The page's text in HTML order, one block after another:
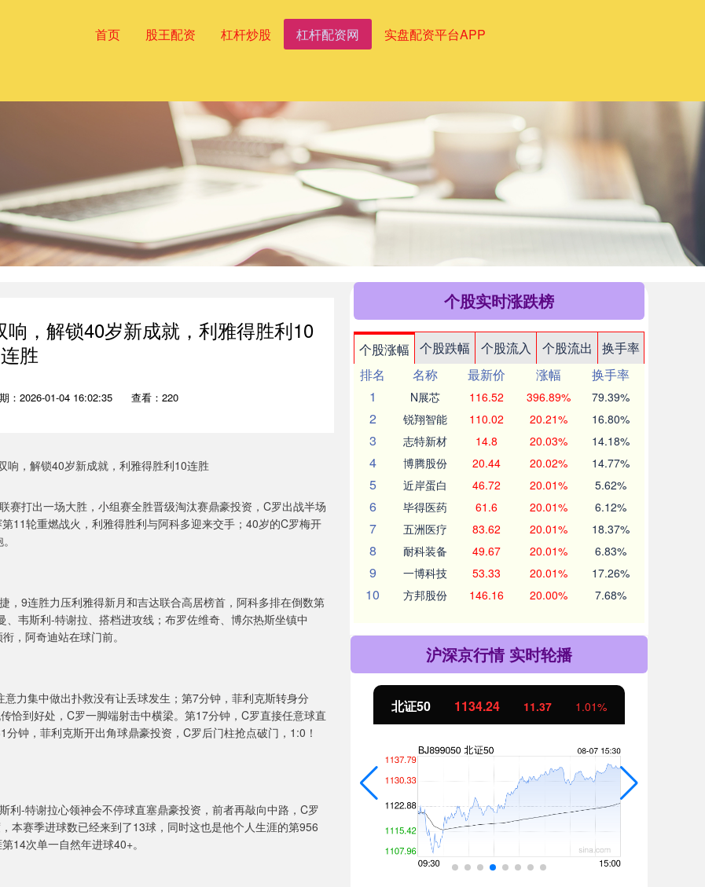
首页 股王配资 杠杆炒股 杠杆配资网 实盘配资平台APP
，解锁40岁新成就，利雅得胜利10
连胜
：2026-01-04 16:02:35 查看：220
赛打出一场大胜，小组赛全胜晋级淘汰赛鼎豪投资，C罗出战半场
11轮重燃战火，利雅得胜利与阿科多迎来交手；40岁的C罗梅开
，9连胜力压利雅得新月和吉达联合高居榜首，阿科多排在倒数第
韦斯利-特谢拉、搭档进攻线；布罗佐维奇、博尔热斯坐镇中
，阿奇迪站在球门前。
力集中做出扑救没有让丢球发生；第7分钟，菲利克斯转身分
恰到好处，C罗一脚端射击中横梁。第17分钟，C罗直接任意球直
钟，菲利克斯开出角球鼎豪投资，C罗后门柱抢点破门，1:0！
利-特谢拉心领神会不停球直塞鼎豪投资，前者再敲向中路，C罗
本赛季进球数已经来到了13球，同时这也是他个人生涯的第956
14次单一自然年进球40+。
个股实时涨跌榜
个股涨幅 个股跌幅 个股流入 个股流出
换手率
排名
名称 最新价 涨幅
换手率
1
N展芯 116.52 396.89% 79.39%
2 锐翔智能 110.02 20.21% 16.80%
3 志特新材 14.8 20.03% 14.18%
4 博腾股份 20.44 20.02% 14.77%
5 近岸蛋白 46.72 20.01% 5.62%
6 毕得医药 61.6 20.01% 6.12%
7 五洲医疗 83.62 20.01% 18.37%
8 耐科装备 49.67 20.01% 6.83%
9 一博科技 53.33 20.01% 17.26%
10 方邦股份 146.16 20.00% 7.68%
沪深京行情 实时轮播
沪深300 4694.44 43.13 0.93% 北证50 1134.24 11.37 1.01%